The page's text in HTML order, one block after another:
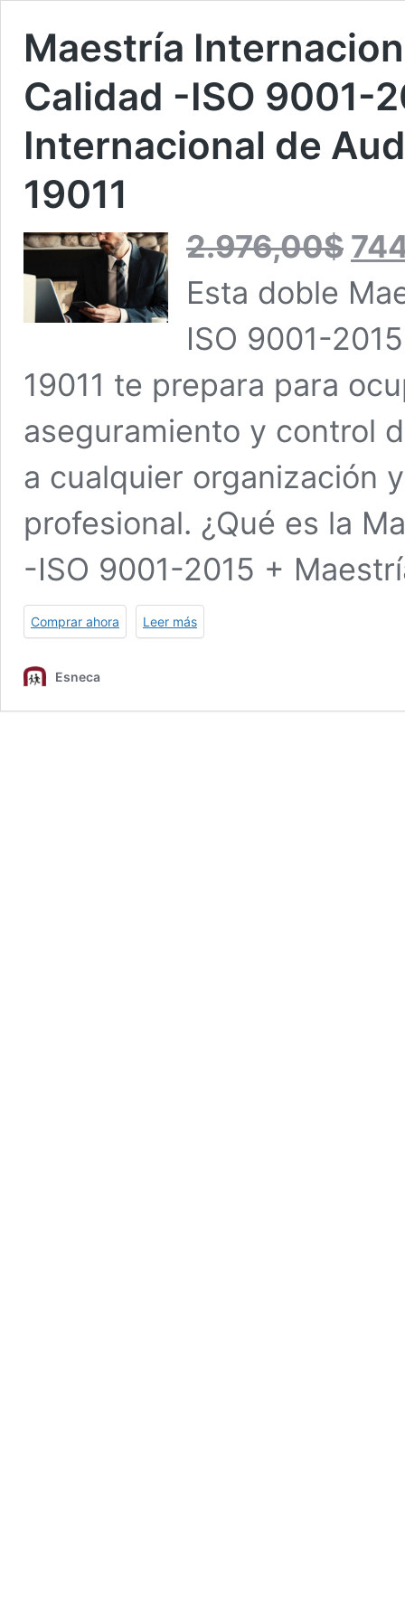
Maestría
Calidad -ISO 9001-
Internacional de
19011
2.976,00$ El
precio
era:
Esta doble
ISO 9001-
19011 te prepara para
aseguramiento y control
a cualquier organización
profesional. ¿Qué es la
-ISO 9001-2015 +
Comprar ahora Leer más
Esneca